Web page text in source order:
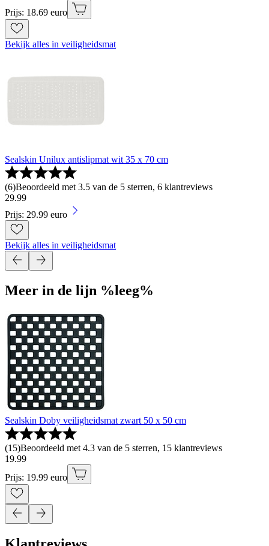
Prijs: 18.69 euro
Bekijk alles in veiligheidsmat
Sealskin Unilux antislipmat wit 35 x 70 cm
(6)Beoordeeld met 3.5 van de 5 sterren, 6 klantreviews
29.99
Prijs: 29.99 euro
Bekijk alles in veiligheidsmat
Meer in de lijn %leeg%
Sealskin Doby veiligheidsmat zwart 50 x 50 cm
(15)Beoordeeld met 4.3 van de 5 sterren, 15 klantreviews
19.99
Prijs: 19.99 euro